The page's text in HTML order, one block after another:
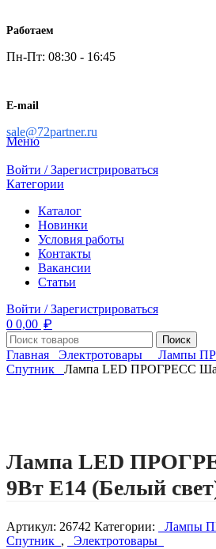
Работаем
Пн-Пт: 08:30 - 16:45
E-mail
sale@72partner.ru
Меню
Войти / Зарегистрироваться
Категории
Каталог
Новинки
Условия работы
Контакты
Вакансии
Статьи
Войти / Зарегистрироваться
0 0,00 ₽
Поиск
Главная Электротовары
Лампы
Спутник Лампа LED ПРОГРЕСС
Лампа LED
9Вт Е14 (Белый
Артикул: 26742 Категории:
Лампы
Спутник ,
Электротовары